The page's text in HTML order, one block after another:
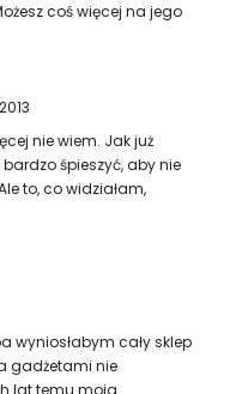
coś więcej na jego
nie wiem. Jak już
śpieszyć, aby nie
to, co widziałam,
wyniosłabym cały sklep
gadżetami nie